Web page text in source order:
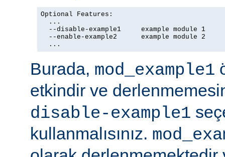
Optional Features:
  ...
  --disable-example1     example module 1
  --enable-example2      example module 2
  ...
Burada, mod_example1
etkindir ve
disable-example1
kullanmalısınız.